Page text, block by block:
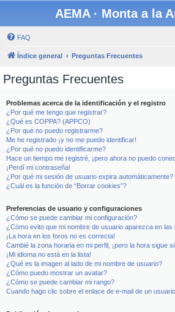
AEMA · Monta a la
FAQ
Índice general Preguntas Frecuentes
Preguntas Frecuentes
Problemas acerca de la identificación y el registro
¿Por qué me tengo que registrar?
¿Qué es COPPA? (APPCO)
¿Por qué no puedo registrarme?
Me he registrado ¡y no me puedo identificar!
¿Por qué no puedo identificarme?
Hace un tiempo me registré, ¡pero ahora no puedo
¡Perdí mi contraseña!
¿Por qué mi sesión de usuario expira automáticamente?
¿Cuál es la función de “Borrar cookies”?
Preferencias de usuario y configuraciones
¿Cómo se puede cambiar mi configuración?
¿Cómo evito que mi nombre de usuario aparezca en
¡La hora en los foros no es correcta!
Cambié la zona horaria en mi perfil, ¡pero la hora sigue
¡Mi idioma no está en la lista!
¿Qué es la imagen al lado de mi nombre de usuario?
¿Cómo puedo mostrar un avatar?
¿Cómo se puede cambiar mi rango?
Cuando hago clic sobre el enlace de e-mail de un